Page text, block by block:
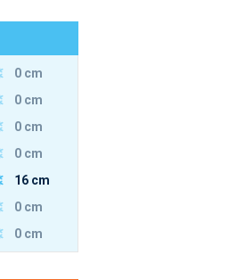
0 cm
0 cm
0 cm
0 cm
16 cm
0 cm
0 cm